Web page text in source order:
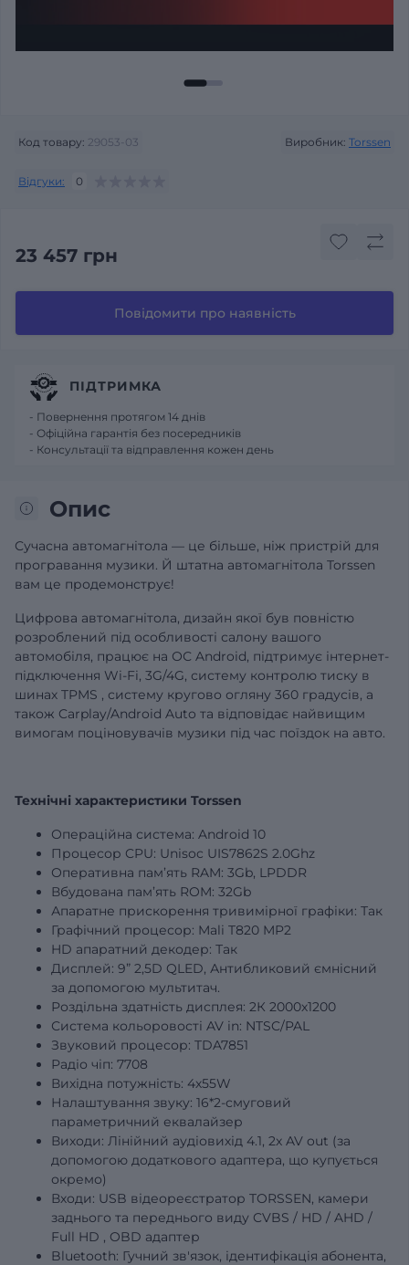
Код товару: 29053-03 Виробник: Torssen
Відгуки: 0
23 457 грн
Повідомити про наявність
Опис
Сучасна автомагнітола — це більше, ніж пристрій для
програвання музики. Й штатна автомагнітола Torssen
вам це продемонструє!
Цифрова автомагнітола, дизайн якої був повністю
розроблений під особливості салону вашого
автомобіля, працює на ОС Android, підтримує інтернет-
підключення Wi-Fi, 3G/4G, систему контролю тиску в
шинах TPMS , систему кругово огляну 360 градусів, а
також Carplay/Android Auto та відповідає найвищим
вимогам поціновувачів музики під час поїздок на авто.
Технічні характеристики Torssen
Операційна система: Android 10
Процесор CPU: Unisoc UIS7862S 2.0Ghz
Оперативна пам’ять RAM: 3Gb, LPDDR
Вбудована пам’ять ROM: 32Gb
Апаратне прискорення тривимірної графіки: Так
Графічний процесор: Mali T820 MP2
HD апаратний декодер: Так
Дисплей: 9” 2,5D QLED, Антибликовий ємнісний
за допомогою мультитач.
Роздільна здатність дисплея: 2К 2000х1200
Система кольоровості AV in: NTSC/PAL
Звуковий процесор: TDA7851
Радіо чіп: 7708
Вихідна потужність: 4х55W
Налаштування звуку: 16*2-смуговий
параметричний еквалайзер
Виходи: Лінійний аудіовихід 4.1, 2x AV out (за
допомогою додаткового адаптера, що купується
окремо)
Входи: USB відеореєстратор TORSSEN, камери
заднього та переднього виду CVBS / HD / AHD /
Full HD , OBD адаптер
Bluetooth: Гучний зв'язок, ідентифікація абонента,
ПІДТРИМКА
- Повернення протягом 14 днів
- Офіційна гарантія без посередників
- Консультації та відправлення кожен день